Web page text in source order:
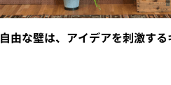
自由な壁は、アイデアを刺激する